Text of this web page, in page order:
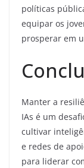
políticas
equipar os
prosperar em
Manter a
IAs é um
cultivar
e redes de
para liderar